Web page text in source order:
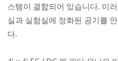
스템이 결합되어 있습니다. 이
실과 실험실에 정화된 공기를
다.